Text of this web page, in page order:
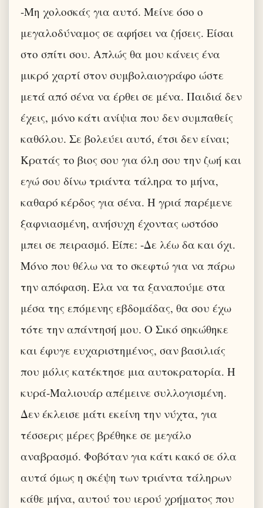
-Μη χολοσκάς για αυτό. Μείνε όσο ο
μεγαλοδύναμος σε αφήσει να ζήσεις. Είσαι
στο σπίτι σου. Απλώς θα μου κάνεις ένα
μικρό χαρτί στον συμβολαιογράφο ώστε
μετά από σένα να έρθει σε μένα. Παιδιά δεν
έχεις, μόνο κάτι ανίψια που δεν συμπαθείς
καθόλου. Σε βολεύει αυτό, έτσι δεν είναι;
Κρατάς το βιος σου για όλη σου την ζωή και
εγώ σου δίνω τριάντα τάληρα το μήνα,
καθαρό κέρδος για σένα. Η γριά παρέμενε
ξαφνιασμένη, ανήσυχη έχοντας ωστόσο
μπει σε πειρασμό. Είπε: -Δε λέω δα και όχι.
Μόνο που θέλω να το σκεφτώ για να πάρω
την απόφαση. Έλα να τα ξαναπούμε στα
μέσα της επόμενης εβδομάδας, θα σου έχω
τότε την απάντησή μου. Ο Σικό σηκώθηκε
και έφυγε ευχαριστημένος, σαν βασιλιάς
που μόλις κατέκτησε μια αυτοκρατορία. Η
κυρά-Μαλιουάρ απέμεινε συλλογισμένη.
Δεν έκλεισε μάτι εκείνη την νύχτα, για
τέσσερις μέρες βρέθηκε σε μεγάλο
αναβρασμό. Φοβόταν για κάτι κακό σε όλα
αυτά όμως η σκέψη των τριάντα τάληρων
κάθε μήνα, αυτού του ιερού χρήματος που